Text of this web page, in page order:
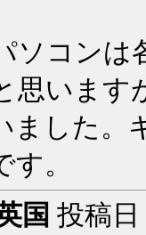
ソコンは
思います
ました。
。
国 投稿